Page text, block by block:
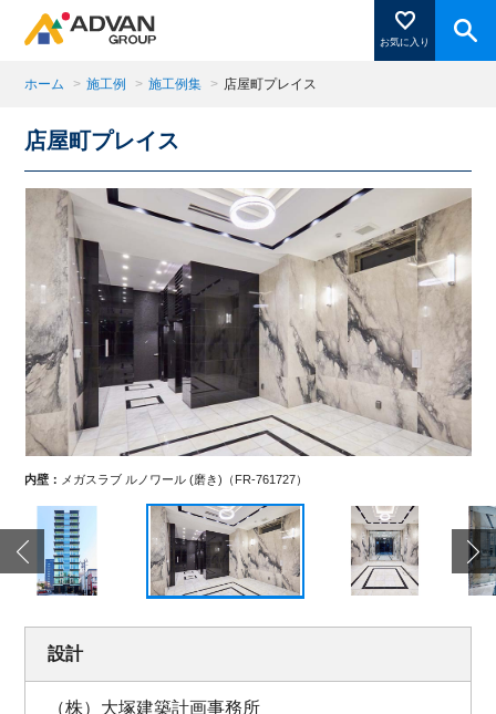
お気に入り
商品ページにある「お気に入り登録」を押すと登録した
商品がここに表示されます。
閉じる
ホーム > 施工例 > 施工例集 > 店屋町プレイス
店屋町プレイス
内壁： メガスラブ ルノワール (磨き)（FR-761727）
設計
（株）大塚建築計画事務所